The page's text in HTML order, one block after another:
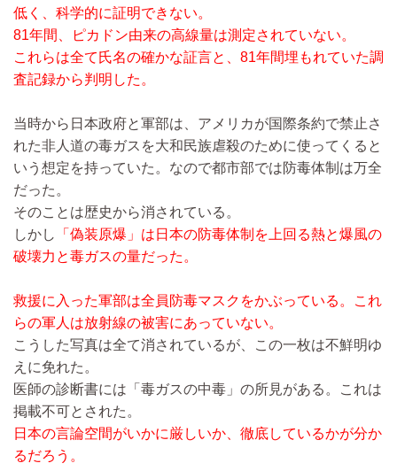
低く、科学的に証明できない。
81年間、ピカドン由来の高線量は測定されていない。
これらは全て氏名の確かな証言と、81年間埋もれていた調
査記録から判明した。
当時から日本政府と軍部は、アメリカが国際条約で禁止さ
れた非人道の毒ガスを大和民族虐殺のために使ってくると
いう想定を持っていた。なので都市部では防毒体制は万全
だった。
そのことは歴史から消されている。
しかし
「偽装原爆」は日本の防毒体制を上回る熱と爆風の
破壊力と毒ガスの量だった。
救援に入った軍部は全員防毒マスクをかぶっている。これ
らの軍人は放射線の被害にあっていない。
こうした写真は全て消されているが、この一枚は不鮮明ゆ
えに免れた。
医師の診断書には「毒ガスの中毒」の所見がある。これは
掲載不可とされた。
日本の言論空間がいかに厳しいか、徹底しているかが分か
るだろう。